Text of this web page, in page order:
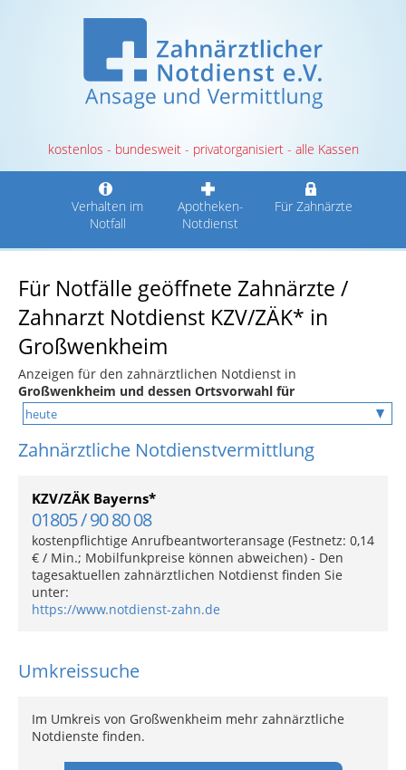
kostenlos - bundesweit - privatorganisiert - alle Kassen
Verhalten im
Notfall
Apotheken-
Notdienst
Für Zahnärzte
Für Notfälle geöffnete Zahnärzte /
Zahnarzt Notdienst KZV/ZÄK* in
Großwenkheim
Anzeigen für den zahnärztlichen Notdienst in
Großwenkheim und dessen Ortsvorwahl für
Zahnärztliche Notdienstvermittlung
KZV/ZÄK Bayerns*
01805 / 90 80 08
kostenpflichtige Anrufbeantworteransage (Festnetz: 0,14
€ / Min.; Mobilfunkpreise können abweichen) - Den
tagesaktuellen zahnärztlichen Notdienst finden Sie
unter:
https://www.notdienst-zahn.de
Umkreissuche
Im Umkreis von Großwenkheim mehr zahnärztliche
Notdienste finden.